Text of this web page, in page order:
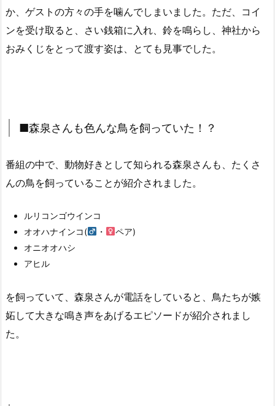
か、ゲストの方々の手を噛んでしまいました。ただ、コイ
ンを受け取ると、さい銭箱に入れ、鈴を鳴らし、神社から
おみくじをとって渡す姿は、とても見事でした。
■森泉さんも色んな鳥を飼っていた！？
番組の中で、動物好きとして知られる森泉さんも、たくさ
んの鳥を飼っていることが紹介されました。
ルリコンゴウインコ
オオハナインコ(
・
ペア)
オニオオハシ
アヒル
を飼っていて、森泉さんが電話をしていると、鳥たちが嫉
妬して大きな鳴き声をあげるエピソードが紹介されまし
た。